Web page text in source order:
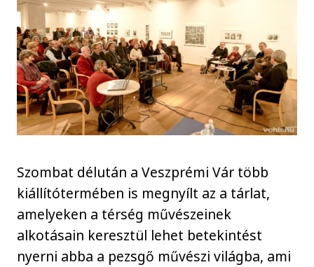
Szombat délután a Veszprémi Vár több
kiállítótermében is megnyílt az a tárlat,
amelyeken a térség művészeinek
alkotásain keresztül lehet betekintést
nyerni abba a pezsgő művészi világba, ami